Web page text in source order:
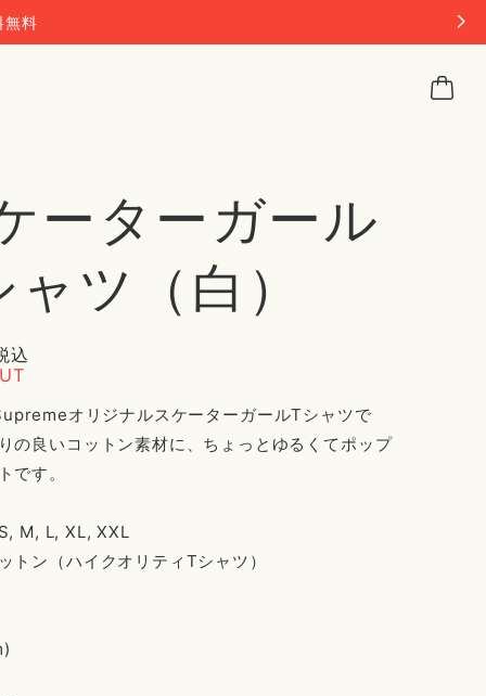
料
ーターガール
ツ（白）
込
オリジナルスケーターガールTシャツで
の良いコットン素材に、ちょっとゆるくてポップ
です。
M, L, XL, XXL
トン（ハイクオリティTシャツ）